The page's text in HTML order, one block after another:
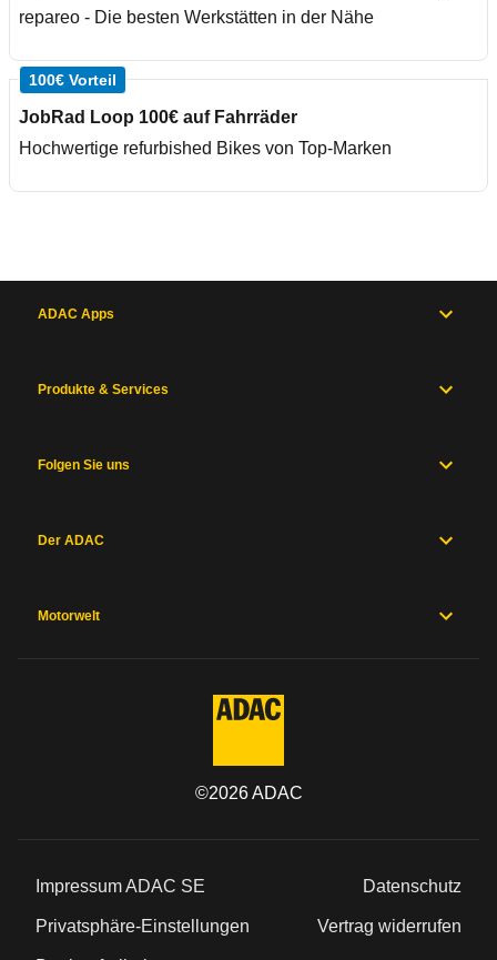
repareo - Die besten Werkstätten in der Nähe
100€ Vorteil
JobRad Loop 100€ auf Fahrräder
Hochwertige refurbished Bikes von Top-Marken
ADAC Apps
Produkte & Services
Folgen Sie uns
Der ADAC
Motorwelt
©2026ADAC
Impressum ADAC SE Datenschutz
Privatsphäre-Einstellungen Vertrag widerrufen